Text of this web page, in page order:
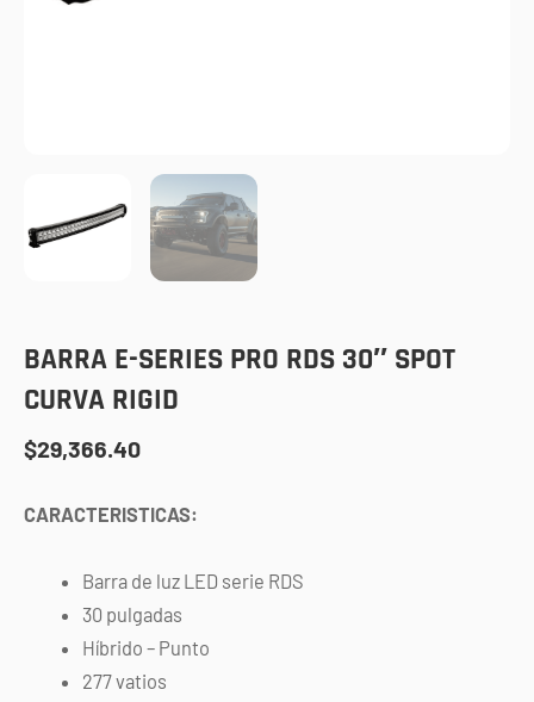
BARRA E-SERIES PRO RDS 30″ SPOT
CURVA RIGID
$29,366.40
CARACTERISTICAS:
Barra de luz LED serie RDS
30 pulgadas
Híbrido – Punto
277 vatios